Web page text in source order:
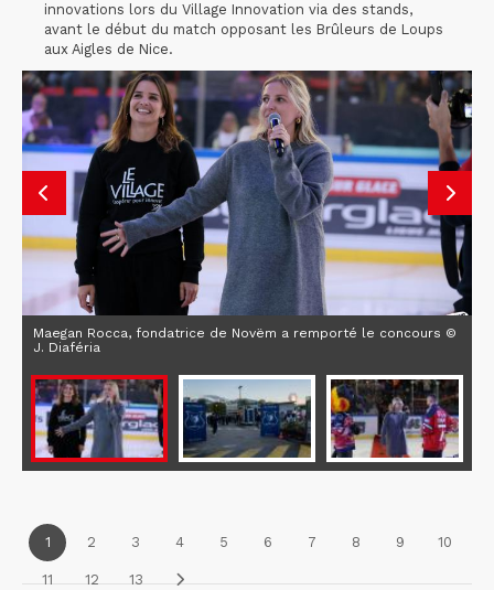
innovations lors du Village Innovation via des stands,
avant le début du match opposant les Brûleurs de Loups
aux Aigles de Nice.
Maegan Rocca, fondatrice de Novëm a remporté le concours ©
J. Diaféria
1 2 3 4 5 6 7 8 9 10
11 12 13